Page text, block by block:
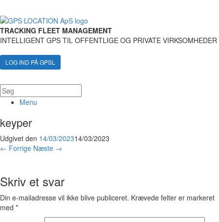
TRACKING FLEET MANAGEMENT
INTELLIGENT GPS TIL OFFENTLIGE OG PRIVATE VIRKSOMHEDER
LOG IND PÅ GPSL
Menu
keyper
Udgivet den 14/03/202314/03/2023
← Forrige Næste →
Skriv et svar
Din e-mailadresse vil ikke blive publiceret. Krævede felter er markeret
med *